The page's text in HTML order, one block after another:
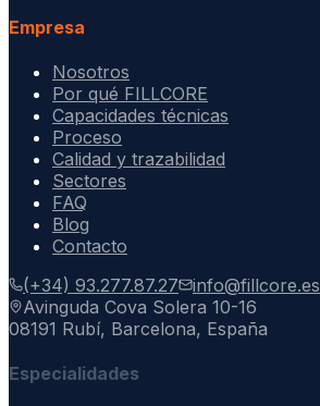
Empresa
Nosotros
Por qué FILLCORE
Capacidades técnicas
Proceso
Calidad y trazabilidad
Sectores
FAQ
Blog
Contacto
(+34) 93.277.87.27
info@fillcore.es
Avinguda Cova Solera 10-16
08191 Rubí, Barcelona, España
Especialidades